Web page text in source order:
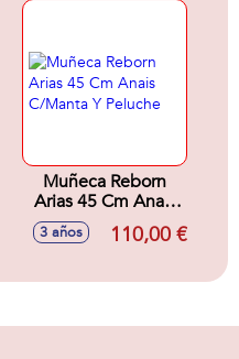
Muñeca Reborn
Arias 45 Cm Anais
C/Manta Y Peluche
3 años 110,00 €